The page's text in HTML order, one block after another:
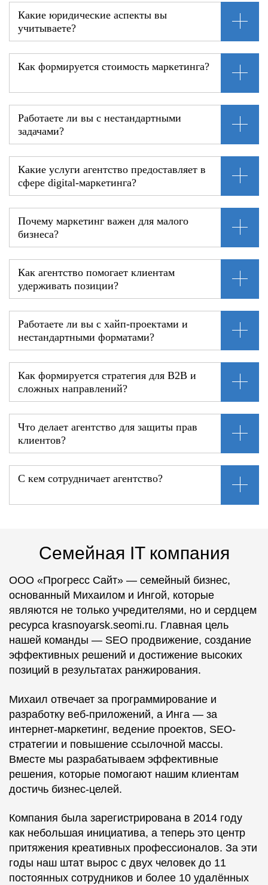
Какие юридические аспекты вы
учитываете?
Как формируется стоимость маркетинга?
Работаете ли вы с нестандартными
задачами?
Какие услуги агентство предоставляет в
сфере digital-маркетинга?
Почему маркетинг важен для малого
бизнеса?
Как агентство помогает клиентам
удерживать позиции?
Работаете ли вы с хайп-проектами и
нестандартными форматами?
Как формируется стратегия для B2B и
сложных направлений?
Что делает агентство для защиты прав
клиентов?
С кем сотрудничает агентство?
Семейная IT компания
ООО «Прогресс Сайт» — семейный бизнес,
основанный Михаилом и Ингой, которые
являются не только учредителями, но и сердцем
ресурса krasnoyarsk.seomi.ru. Главная цель
нашей команды — SEO продвижение, создание
эффективных решений и достижение высоких
позиций в результатах ранжирования.
Михаил отвечает за программирование и
разработку веб-приложений, а Инга — за
интернет-маркетинг, ведение проектов, SEO-
стратегии и повышение ссылочной массы.
Вместе мы разрабатываем эффективные
решения, которые помогают нашим клиентам
достичь бизнес-целей.
Компания была зарегистрирована в 2014 году
как небольшая инициатива, а теперь это центр
притяжения креативных профессионалов. За эти
годы наш штат вырос с двух человек до 11
постоянных сотрудников и более 10 удалённых